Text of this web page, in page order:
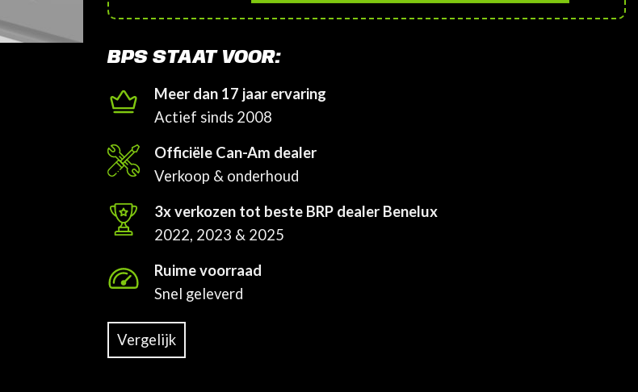
BPS STAAT VOOR:
Meer dan 17 jaar ervaring
Actief sinds 2008
Officiële Can-Am dealer
Verkoop & onderhoud
3x verkozen tot beste BRP dealer Benelux
2022, 2023 & 2025
Ruime voorraad
Snel geleverd
Vergelijk